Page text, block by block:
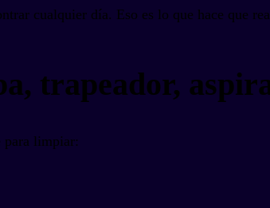
cualquier día. Eso es lo que hace que
trapeador,
para limpiar: